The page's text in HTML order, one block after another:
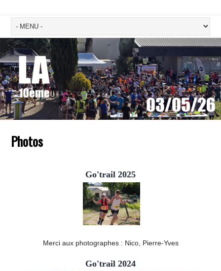
Photos
Go'trail 2025
Merci aux photographes : Nico, Pierre-Yves
Go'trail 2024